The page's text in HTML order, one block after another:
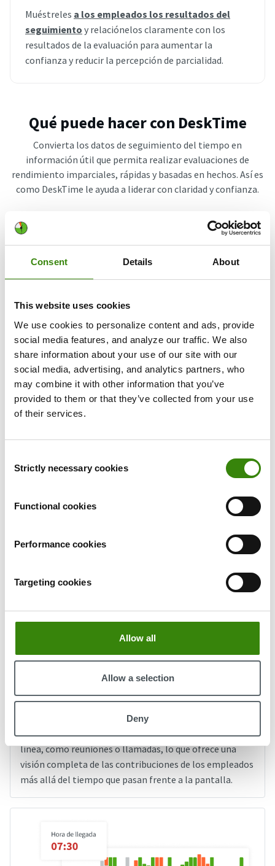
Consent Details About
This website uses cookies
We use cookies to personalize content and ads, provide
social media features, and analyze our traffic. We also
share information about your use of our site with our
social media, advertising, and analytics partners, who
may combine it with other information that you’ve
provided to them or that they’ve collected from your use
of their services.
Selection
Strictly necessary cookies
Functional cookies
Performance cookies
Targeting cookies
Allow all
Allow a selection
Deny
Muéstreles a los empleados los resultados del
seguimiento y relaciónelos claramente con los
resultados de la evaluación para aumentar la
confianza y reducir la percepción de parcialidad.
Qué puede hacer con DeskTime
Convierta los datos de seguimiento del tiempo en
información útil que permita realizar evaluaciones de
rendimiento imparciales, rápidas y basadas en hechos. Así es
como DeskTime le ayuda a liderar con claridad y confianza.
Obtenga visibilidad del rendimiento en tiempo real
Vea en qué está trabajando su equipo, cuándo y durante
suposiciones en cada revisión.
Mida la productividad en contexto
DeskTime realiza el seguimiento automático del
tiempo activo y le permite registrar actividades fuera de
línea, como reuniones o llamadas, lo que ofrece una
visión completa de las contribuciones de los empleados
más allá del tiempo que pasan frente a la pantalla.